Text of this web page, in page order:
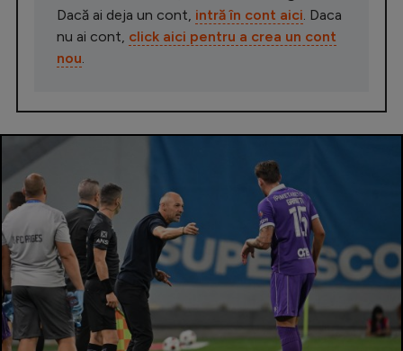
Dacă ai deja un cont, intră în cont aici. Daca
nu ai cont, click aici pentru a crea un cont
nou.